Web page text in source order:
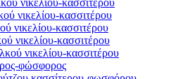
νικελίου-κασσιτέρου
νικελίου-κασσιτέρου
νικελίου-κασσιτέρου
νικελίου-κασσιτέρου
φώσφορος